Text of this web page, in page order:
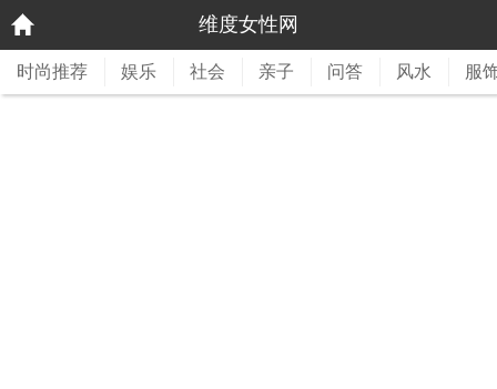
维度女性网
时尚推荐 娱乐 社会 亲子 问答 风水 服